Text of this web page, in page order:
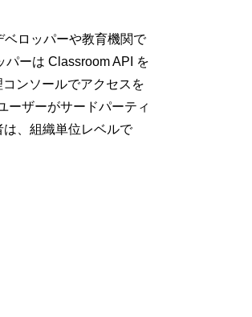
ベロッパーや教育機関で
ーは Classroom API を
ンソールでアクセスを
ーザーがサードパーティ
、組織単位レベルで